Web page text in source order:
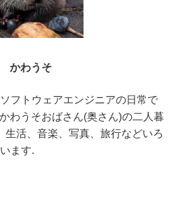
かわうそ
フトウェアエンジニアの日常で
わうそおばさん(奥さん)の二人暮
生活、音楽、写真、旅行などいろ
ます.